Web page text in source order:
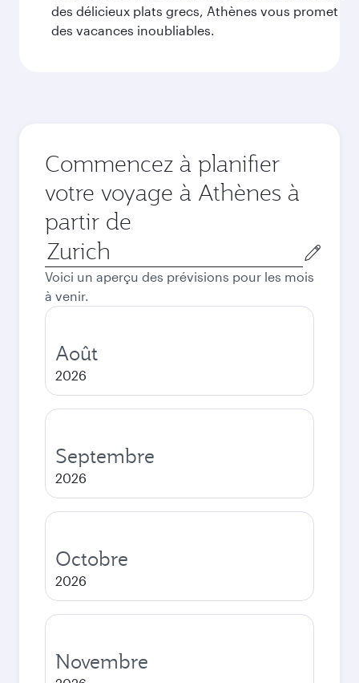
des délicieux plats grecs, Athènes vous promet
des vacances inoubliables.
Commencez à planifier
votre voyage à Athènes à
partir de
Ville
de
départ
Voici un aperçu des prévisions pour les mois
à venir.
Août
2026
Septembre
2026
Octobre
2026
Novembre